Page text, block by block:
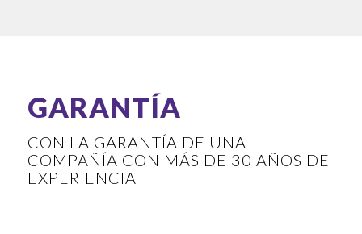
GARANTÍA
CON LA GARANTÍA DE UNA
COMPAÑÍA CON MÁS DE 30 AÑOS DE
EXPERIENCIA